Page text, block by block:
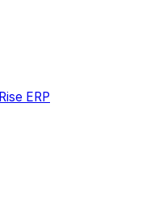
Rise ERP